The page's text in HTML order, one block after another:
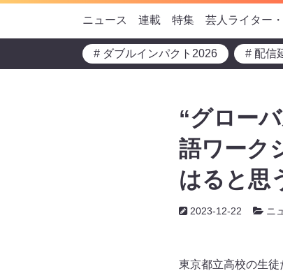
ニュース 連載 特集 芸人ライター
# ダブルインパクト2026 # 配信
“グロー
語ワーク
はると思
2023-12-22 ニ
東京都立高校の生